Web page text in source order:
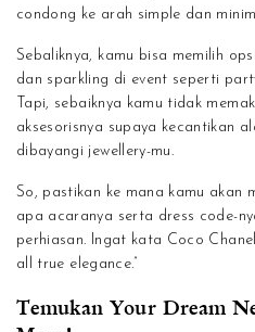
condong ke arah simple dan
Sebaliknya, kamu bisa memilih
dan sparkling di event seperti
Tapi, sebaiknya kamu tidak
aksesorisnya supaya kecantikan
dibayangi jewellery-mu.
So, pastikan ke mana kamu akan
apa acaranya serta dress code-
perhiasan. Ingat kata Coco
all true elegance.”
Temukan Your Dream